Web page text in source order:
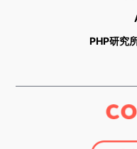
PHP研究